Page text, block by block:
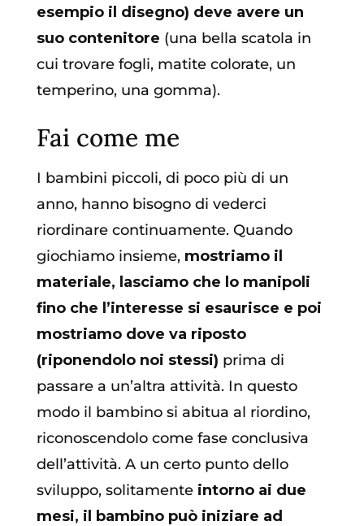
esempio il disegno) deve avere un
suo contenitore (una bella scatola in
cui trovare fogli, matite colorate, un
temperino, una gomma).
Fai come me
I bambini piccoli, di poco più di un
anno, hanno bisogno di vederci
riordinare continuamente. Quando
giochiamo insieme,mostriamo il
materiale, lasciamo che lo manipoli
fino che l’interesse si esaurisce e poi
mostriamo dove va riposto
(riponendolo noi stessi) prima di
passare a un’altra attività. In questo
modo il bambino si abitua al riordino,
riconoscendolo come fase conclusiva
dell’attività. A un certo punto dello
sviluppo, solitamenteintorno ai due
mesi, il bambino può iniziare ad